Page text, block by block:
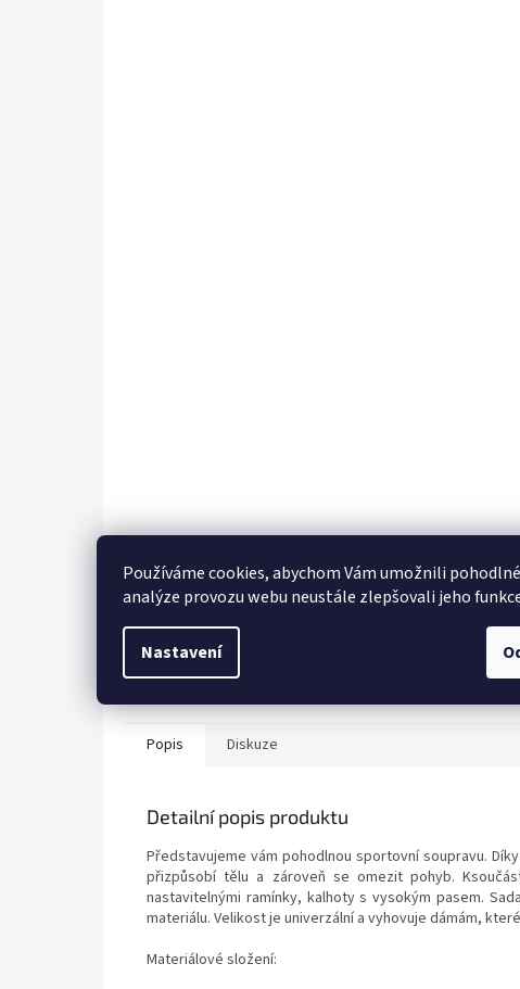
Používáme cookies, abychom Vám umožnili
analýze provozu webu neustále zlepšovali jeho
Nastavení
Popis Diskuze
Detailní popis produktu
Představujeme vám pohodlnou sportovní soupravu.
přizpůsobí tělu a zároveň se omezit pohyb. K
nastavitelnými ramínky, kalhoty s vysokým pasem.
materiálu. Velikost je univerzální a vyhovuje dámám,
Materiálové složení: